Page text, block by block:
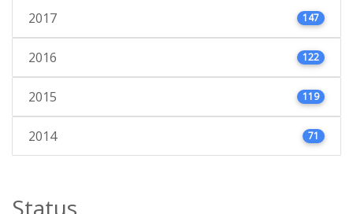
2017 147
2016 122
2015 119
2014 71
Status